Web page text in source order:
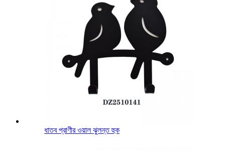
ধাতব প্রাণীর ওয়াল ঝুলন্ত হুক